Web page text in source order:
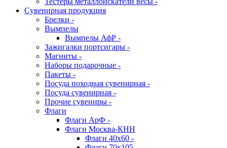
Сувенирная продукция
Брелки -
Вымпелы
Вымпелы АфР -
Зажигалки портсигары -
Магниты -
Наборы подарочные -
Пакеты -
Посуда походная сувенирная -
Посуда сувенирная -
Прочие сувениры -
Флаги
Флаги АрФ -
Флаги Москва-КНН
Флаги 40х60 -